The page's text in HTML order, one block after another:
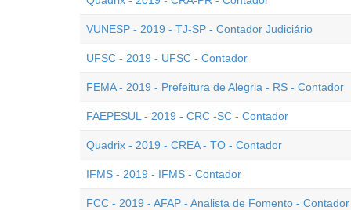
VUNESP - 2019 - TJ-SP - Contador Judiciário
UFSC - 2019 - UFSC - Contador
FEMA - 2019 - Prefeitura de Alegria - RS - Contador
FAEPESUL - 2019 - CRC -SC - Contador
Quadrix - 2019 - CREA - TO - Contador
IFMS - 2019 - IFMS - Contador
FCC - 2019 - AFAP - Analista de Fomento - Contador